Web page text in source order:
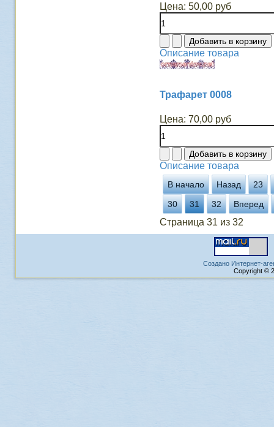
Цена: 50,00 руб
Описание товара
Трафарет 0008
Цена: 70,00 руб
Описание товара
В начало Назад
23
30
31 32 Вперед
Страница 31 из 32
Создано Интернет-
Copyright ©